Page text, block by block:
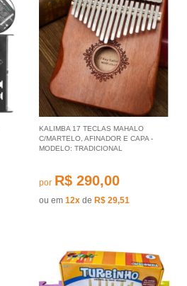
KALIMBA 17 TECLAS MAHALO
C/MARTELO, AFINADOR E CAPA -
MODELO: TRADICIONAL
por R$ 290,00
ou em 12x de R$ 29,51